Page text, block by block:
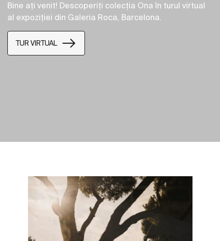
Bine ați venit! Descoperiți colecția Ona în turul virtual
al expoziției din Galeria Roca, Barcelona.
TUR VIRTUAL